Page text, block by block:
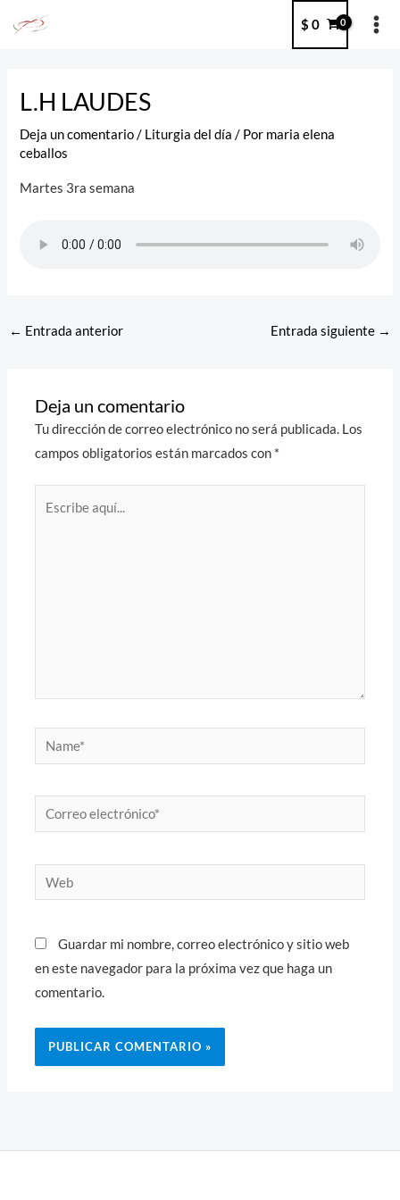
$ 0
L.H LAUDES
Deja un comentario / Liturgia del día / Por maria elena
ceballos
Martes 3ra semana
← Entrada anterior Entrada siguiente →
Deja un comentario
Tu dirección de correo electrónico no será publicada. Los
campos obligatorios están marcados con *
Name*
Correo
electrónico*
Web
Guardar mi nombre, correo electrónico y sitio web
en este navegador para la próxima vez que haga un
comentario.